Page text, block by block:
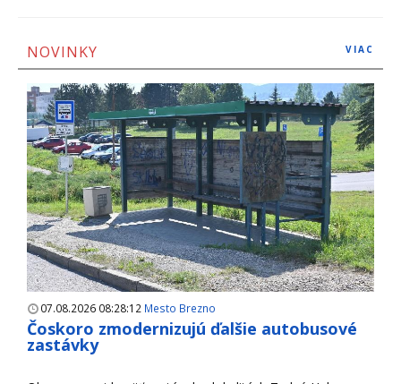
NOVINKY VIAC
07.08.2026 08:28:12 Mesto Brezno
Čoskoro zmodernizujú ďalšie autobusové
zastávky